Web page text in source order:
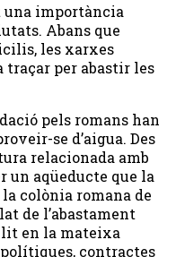
importància
Abans que
les xarxes
traçar per abastir les
pels romans han
se d’aigua. Des
relacionada amb
un aqüeducte que la
colònia romana de
de l’abastament
en la mateixa
contractes